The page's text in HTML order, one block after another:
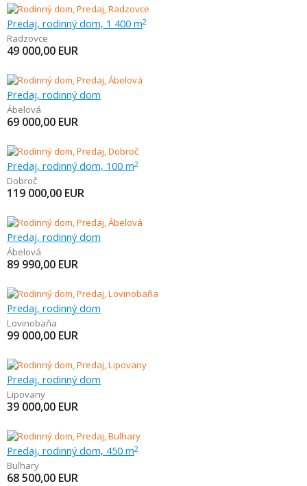
Predaj, rodinný dom, 1 400 m2
Radzovce
49 000,00 EUR
Predaj, rodinný dom
Ábelová
69 000,00 EUR
Predaj, rodinný dom, 100 m2
Dobroč
119 000,00 EUR
Predaj, rodinný dom
Ábelová
89 990,00 EUR
Predaj, rodinný dom
Lovinobaňa
99 000,00 EUR
Predaj, rodinný dom
Lipovany
39 000,00 EUR
Predaj, rodinný dom, 450 m2
Bulhary
68 500,00 EUR